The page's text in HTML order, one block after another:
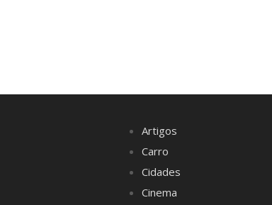
Artigos
Carro
Cidades
Cinema